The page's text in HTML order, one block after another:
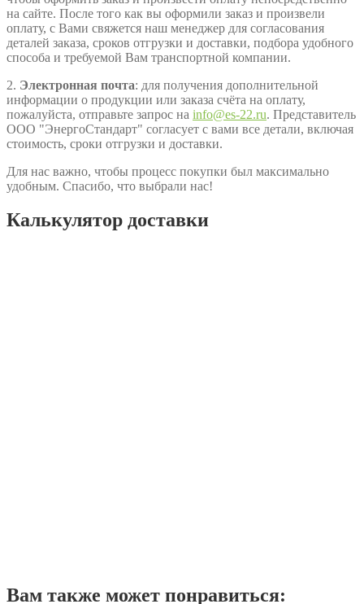
на сайте. После того как вы оформили заказ и произвели
оплату, с Вами свяжется наш менеджер для согласования
деталей заказа, сроков отгрузки и доставки, подбора удобного
способа и требуемой Вам транспортной компании.
2. Электронная почта: для получения дополнительной
информации о продукции или заказа счёта на оплату,
пожалуйста, отправьте запрос на info@es-22.ru. Представитель
ООО "ЭнергоСтандарт" согласует с вами все детали, включая
стоимость, сроки отгрузки и доставки.
Для нас важно, чтобы процесс покупки был максимально
удобным. Спасибо, что выбрали нас!
Калькулятор доставки
Вам также может понравиться: